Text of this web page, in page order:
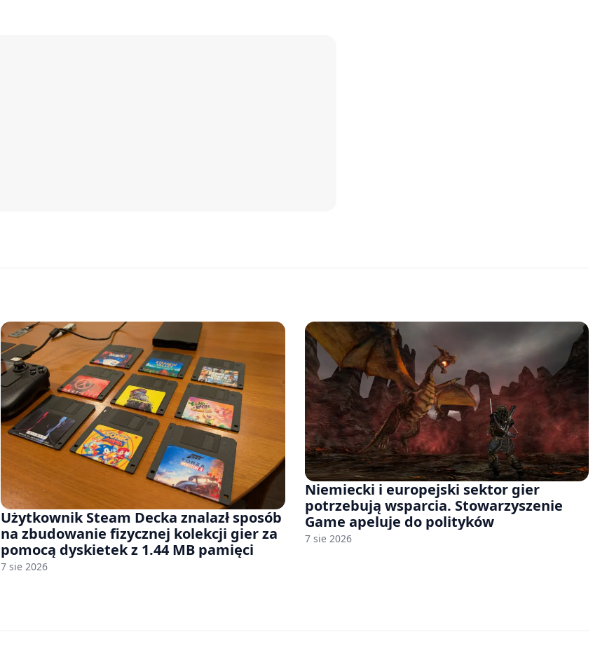
Użytkownik Steam Decka znalazł sposób
na zbudowanie fizycznej kolekcji gier za
pomocą dyskietek z 1.44 MB pamięci
7 sie 2026
Niemiecki i europejski sektor gier
potrzebują wsparcia. Stowarzyszenie
Game apeluje do polityków
7 sie 2026